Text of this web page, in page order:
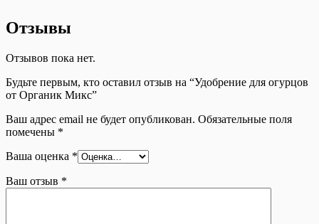
Отзывы
Отзывов пока нет.
Будьте первым, кто оставил отзыв на “Удобрение для огурцов
от Органик Микс”
Ваш адрес email не будет опубликован. Обязательные поля
помечены *
Ваша оценка *
Ваш отзыв *